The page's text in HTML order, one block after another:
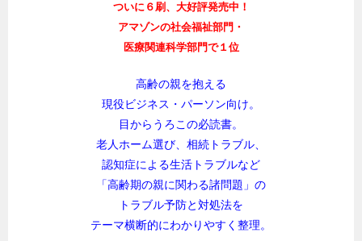
ついに６刷、大好評発売中！
アマゾンの社会福祉部門・
医療関連科学部門で１位
高齢の親を抱える
現役ビジネス・パーソン向け。
目からうろこの必読書。
老人ホーム選び、相続トラブル、
認知症による生活トラブルなど
「高齢期の親に関わる諸問題」の
トラブル予防と対処法を
テーマ横断的にわかりやすく整理。